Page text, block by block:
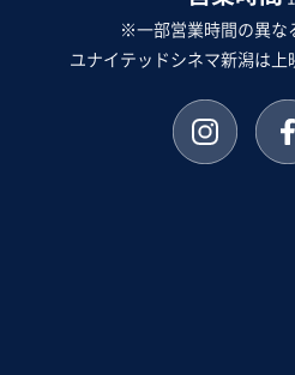
※一部営業時間の異な
ユナイテッドシネマ新潟は上